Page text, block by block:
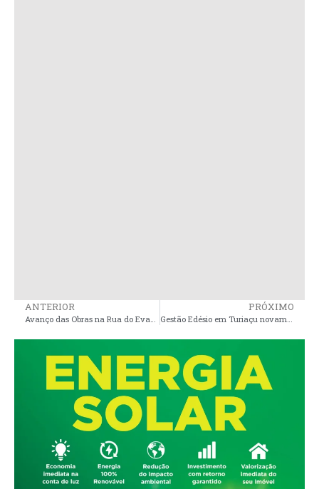
ANTERIOR
Avanço das Obras na Rua do Evangelho em Nunes Freire: Uma Nova Realidade
PRÓXIMO
Gestão Edésio em Turiaçu novamente sob os holofotes após contratação de empresa do Ceará por mais de R$ 1,9 milhão